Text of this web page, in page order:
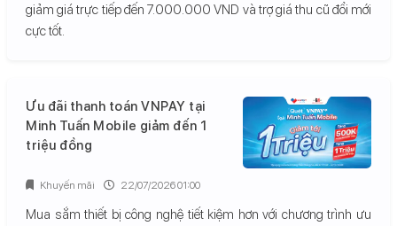
giảm giá trực tiếp đến 7.000.000 VND và trợ giá thu cũ đổi mới
cực tốt.
Ưu đãi thanh toán VNPAY tại
Minh Tuấn Mobile giảm đến 1
triệu đồng
Mua sắm thiết bị công nghệ tiết kiệm hơn với chương trình ưu
Khuyến mãi 22/07/2026 01:00